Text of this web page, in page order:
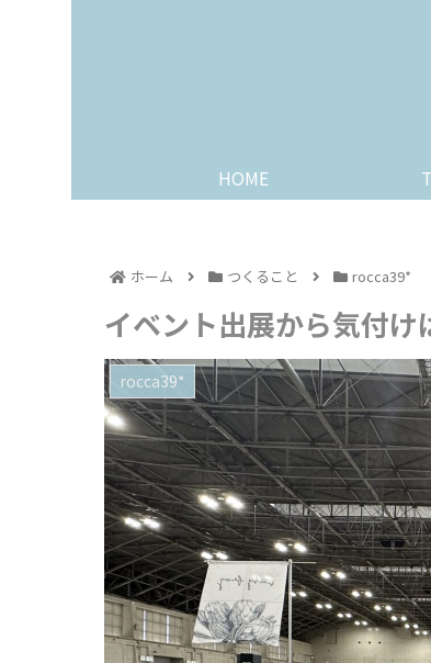
HOME
ホーム つくること rocca39*
イベント出展から気付
rocca39*